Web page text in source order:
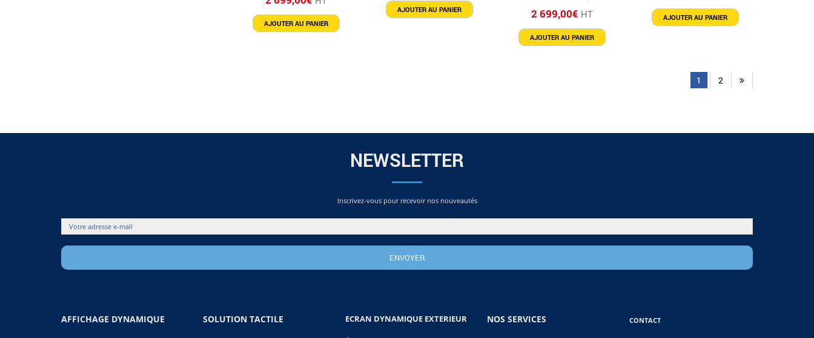
AJOUTER AU PANIER
AJOUTER AU PANIER 2 699,00€ HT
AJOUTER AU PANIER
AJOUTER AU PANIER
1 2
NEWSLETTER
Inscrivez-vous pour recevoir nos nouveautés
AFFICHAGE DYNAMIQUE SOLUTION TACTILE ECRAN DYNAMIQUE EXTERIEUR NOS SERVICES CONTACT